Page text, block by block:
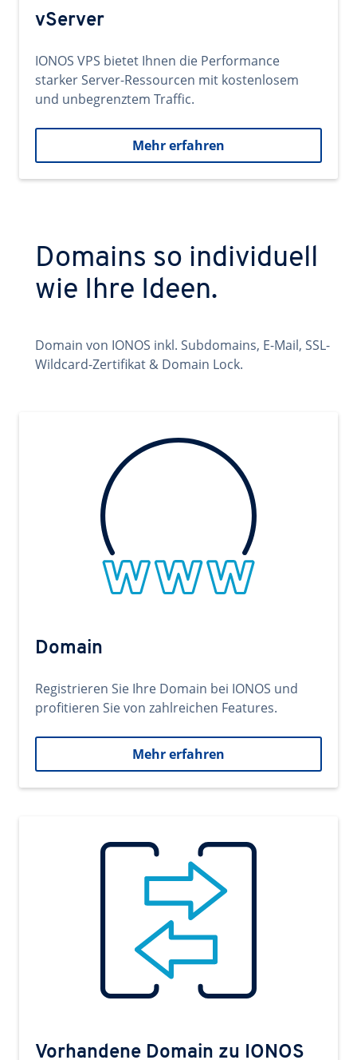
vServer
IONOS VPS bietet Ihnen die Performance
starker Server-Ressourcen mit kostenlosem
und unbegrenztem Traffic.
Mehr erfahren
Domains so individuell
wie Ihre Ideen.
Domain von IONOS inkl. Subdomains, E-Mail, SSL-
Wildcard-Zertifikat & Domain Lock.
Domain
Registrieren Sie Ihre Domain bei IONOS und
profitieren Sie von zahlreichen Features.
Mehr erfahren
Vorhandene Domain zu IONOS